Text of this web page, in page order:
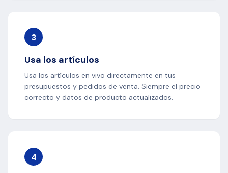
3
Usa los artículos
Usa los artículos en vivo directamente en tus
presupuestos y pedidos de venta. Siempre el precio
correcto y datos de producto actualizados.
4